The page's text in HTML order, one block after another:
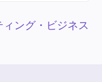
ィング・ビジネス